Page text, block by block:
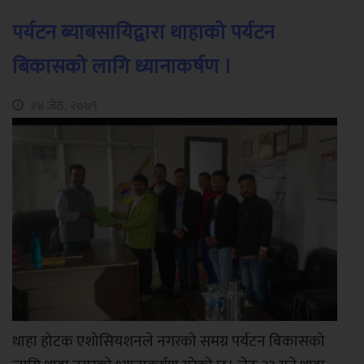
पर्यटन ब्याबसायिद्वारा थाहाको पर्यटन
बिकासको लागि ध्यानाकर्षण ।
थाहा होटक एशोसियशनले नगरको समग्र पर्यटन बिकासको